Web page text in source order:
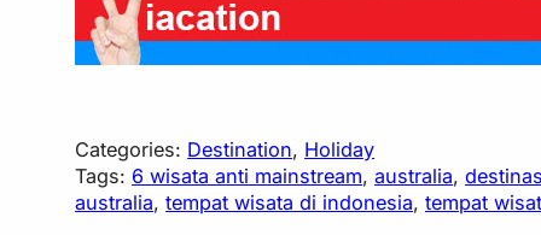
Categories: Destination, Holiday
Tags: 6 wisata anti mainstream, australia,
australia, tempat wisata di indonesia, tempat